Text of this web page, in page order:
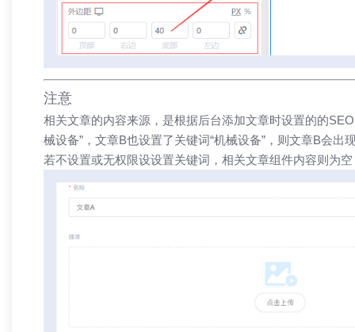
注意
相关文章的内容来源，是根据后台添加文章时设置的的
械设备”，文章B也设置了关键词“机械设备”，则文章B会出
若不设置或无权限设设置关键词，相关文章组件内容则为